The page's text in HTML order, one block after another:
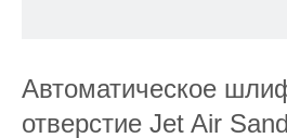
Автоматическое
отверстие Jet Air